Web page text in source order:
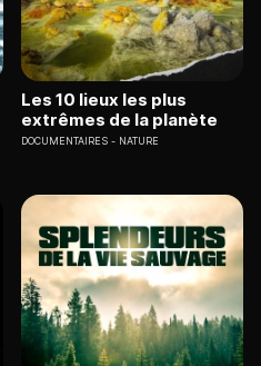
Les 10 lieux les plus
extrêmes de la planète
DOCUMENTAIRES NATURE